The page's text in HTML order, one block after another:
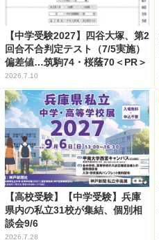
【中学受験2027】四谷大塚、第2
回合不合判定テスト（7/5実施）
偏差値…筑駒74・桜蔭70＜PR＞
2026.7.10
【高校受験】【中学受験】兵庫
県内の私立31校が集結、個別相
談会9/6
2026.7.28